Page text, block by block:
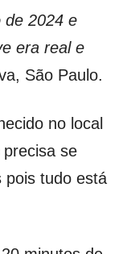
de 2024 e
era real e
São Paulo.
no local
se
pois tudo está